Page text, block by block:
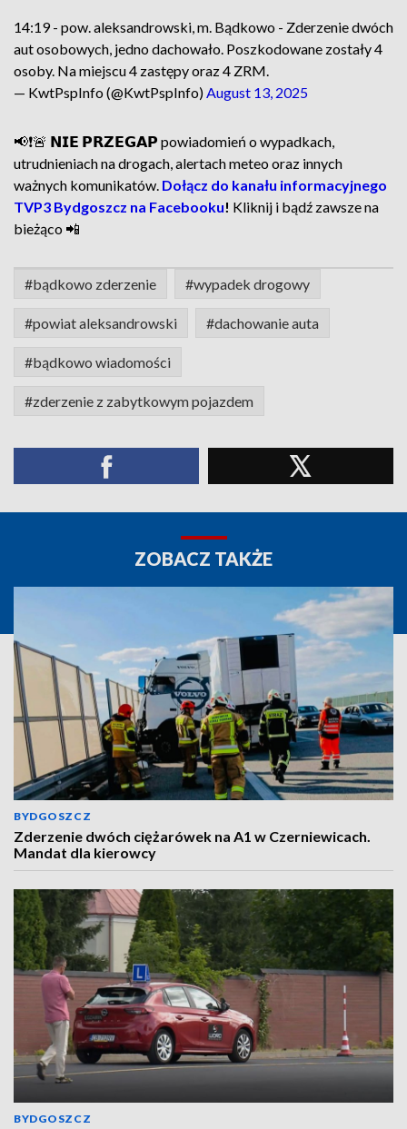
14:19 - pow. aleksandrowski, m. Bądkowo - Zderzenie dwóch
aut osobowych, jedno dachowało. Poszkodowane zostały 4
osoby. Na miejscu 4 zastępy oraz 4 ZRM.
— KwtPspInfo (@KwtPspInfo)August 13, 2025
📢❗🚨 𝗡𝗜𝗘 𝗣𝗥𝗭𝗘𝗚𝗔𝗣 powiadomień o wypadkach,
utrudnieniach na drogach, alertach meteo oraz innych
ważnych komunikatów. Dołącz do kanału informacyjnego
TVP3 Bydgoszcz na Facebooku! Kliknij i bądź zawsze na
bieżąco 📲
#bądkowo zderzenie #wypadek drogowy
#powiat aleksandrowski #dachowanie auta
#bądkowo wiadomości
#zderzenie z zabytkowym pojazdem
ZOBACZ TAKŻE
BYDGOSZCZ
Zderzenie dwóch ciężarówek na A1 w Czerniewicach.
Mandat dla kierowcy
BYDGOSZCZ